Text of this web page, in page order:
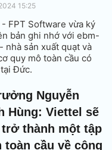
15:25
- FPT Software vừa ký
bản ghi nhớ với ebm-
nhà sản xuất quạt và
quy mô toàn cầu có
Đức.
Nguyễn
Hùng: Viettel sẽ
trở thành một tập
toàn cầu về công